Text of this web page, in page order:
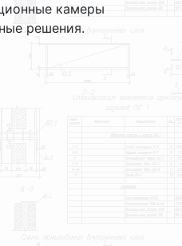
камеры
решения.